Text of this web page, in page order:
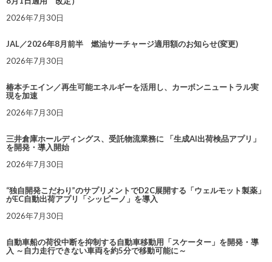
2026年7月30日
JAL／2026年8月前半 燃油サーチャージ適用額のお知らせ(変更)
2026年7月30日
椿本チエイン／再生可能エネルギーを活用し、カーボンニュートラル実
現を加速
2026年7月30日
三井倉庫ホールディングス、受託物流業務に 「生成AI出荷検品アプリ」
を開発・導入開始
2026年7月30日
“独自開発こだわり”のサプリメントでD2C展開する「ウェルモット製薬」
がEC自動出荷アプリ「シッピーノ」を導入
2026年7月30日
自動車船の荷役中断を抑制する自動車移動用「スケーター」を開発・導
入 ～自力走行できない車両を約5分で移動可能に～